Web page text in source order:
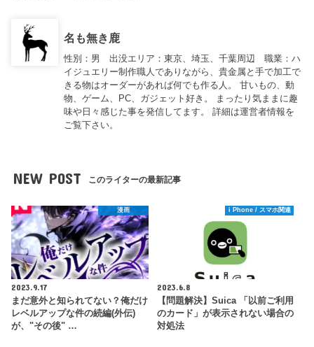
名も無き鹿
性別：男 出没エリア：東京、埼玉、千葉周辺 職業：ハ
イジュエリー制作職人でありながら、貴金属と手で加工で
きる物はオーダーがあれば何でも作る人。 甘いもの、動
物、ゲーム、PC、ガジェット好き。 まったり気ままに趣
味や日々感じた事を発信してます。 詳細は運営者情報を
ご覧下さい。
NEW POST このライターの最新記事
漫画
2023.9.17
まだ意外と知られてない？俺だけ
レベルアップな件の続編(外伝)
が、"その後" …
i Phone / スマホ関連
2023.6.8
【問題解決】Suica 「以前ご利用
のカード」が表示されない場合の
対処法